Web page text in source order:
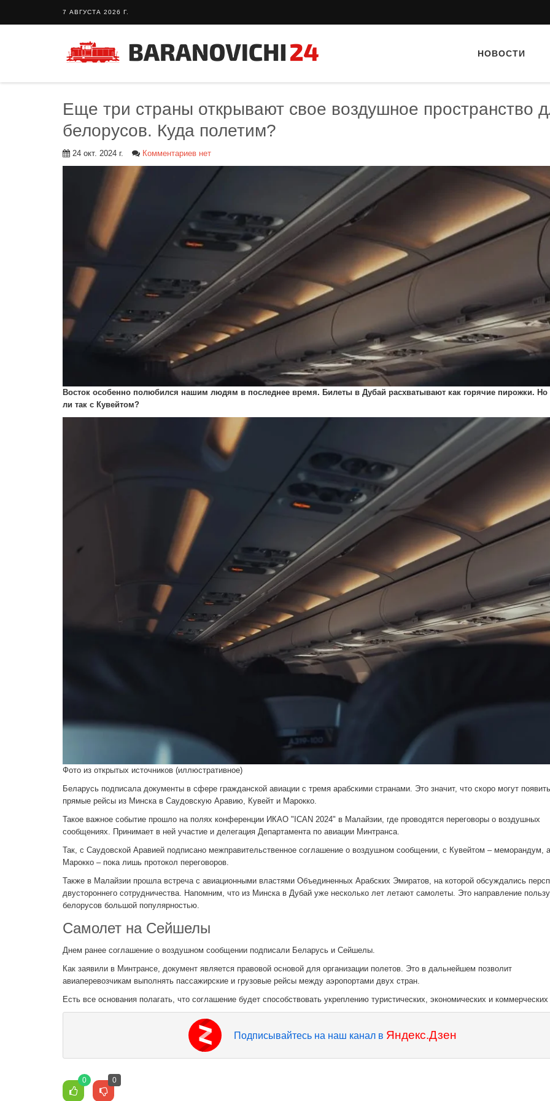
7 АВГУСТА 2026 Г.
НОВОСТИ
Еще три страны открывают свое воздушное пространство
белорусов. Куда полетим?
24 окт. 2024 г. Комментариев нет
Восток особенно полюбился нашим людям в последнее время. Билеты в Дубай расхватывают как горячие пирожки. Но
ли так с Кувейтом?
Фото из открытых источников (иллюстративное)
Беларусь подписала документы в сфере гражданской авиации с тремя арабскими странами. Это значит, что скоро могут
прямые рейсы из Минска в Саудовскую Аравию, Кувейт и Марокко.
Такое важное событие прошло на полях конференции ИКАО "ICAN 2024" в Малайзии, где проводятся переговоры о воздушных
сообщениях. Принимает в ней участие и делегация Департамента по авиации Минтранса.
Так, с Саудовской Аравией подписано межправительственное соглашение о воздушном сообщении, с Кувейтом – меморандум,
Марокко – пока лишь протокол переговоров.
Также в Малайзии прошла встреча с авиационными властями Объединенных Арабских Эмиратов, на которой обсуждались
двустороннего сотрудничества. Напомним, что из Минска в Дубай уже несколько лет летают самолеты. Это направление
белорусов большой популярностью.
Самолет на Сейшелы
Днем ранее соглашение о воздушном сообщении подписали Беларусь и Сейшелы.
Как заявили в Минтрансе, документ является правовой основой для организации полетов. Это в дальнейшем позволит
авиаперевозчикам выполнять пассажирские и грузовые рейсы между аэропортами двух стран.
Есть все основания полагать, что соглашение будет способствовать укреплению туристических, экономических и коммерческих
Подписывайтесь на наш канал в Яндекс.Дзен
0 0
Тайный гость: ресторан «Пиросмани» Тайный гость: Кафе